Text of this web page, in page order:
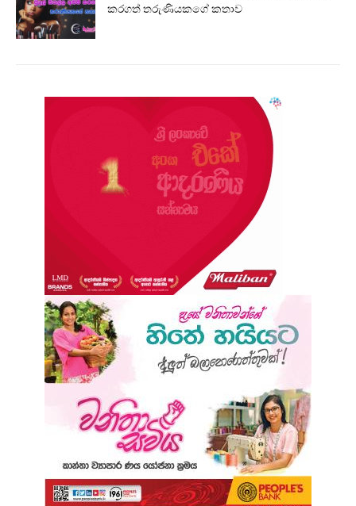
කරගත් තරුණියකගේ කතාව